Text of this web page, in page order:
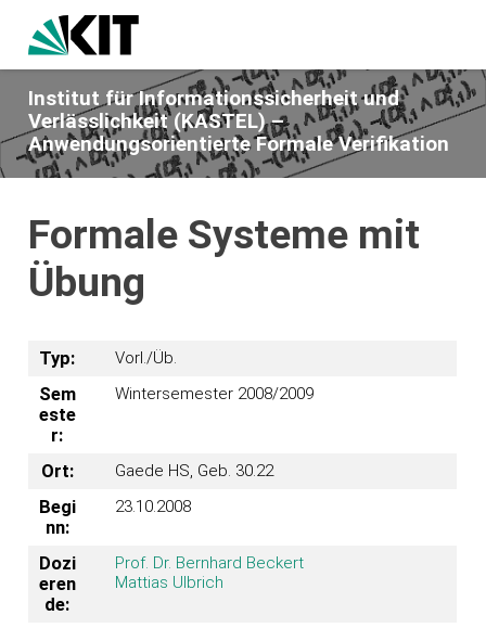
Institut für Informationssicherheit und
Verlässlichkeit (KASTEL) –
Anwendungsorientierte Formale Verifikation
Formale Systeme mit
Übung
Typ: Vorl./Üb.
Sem
este
r:
Wintersemester 2008/2009
Ort: Gaede HS, Geb. 30.22
Begi
nn:
23.10.2008
Dozi
eren
de:
Prof. Dr. Bernhard Beckert
Mattias Ulbrich